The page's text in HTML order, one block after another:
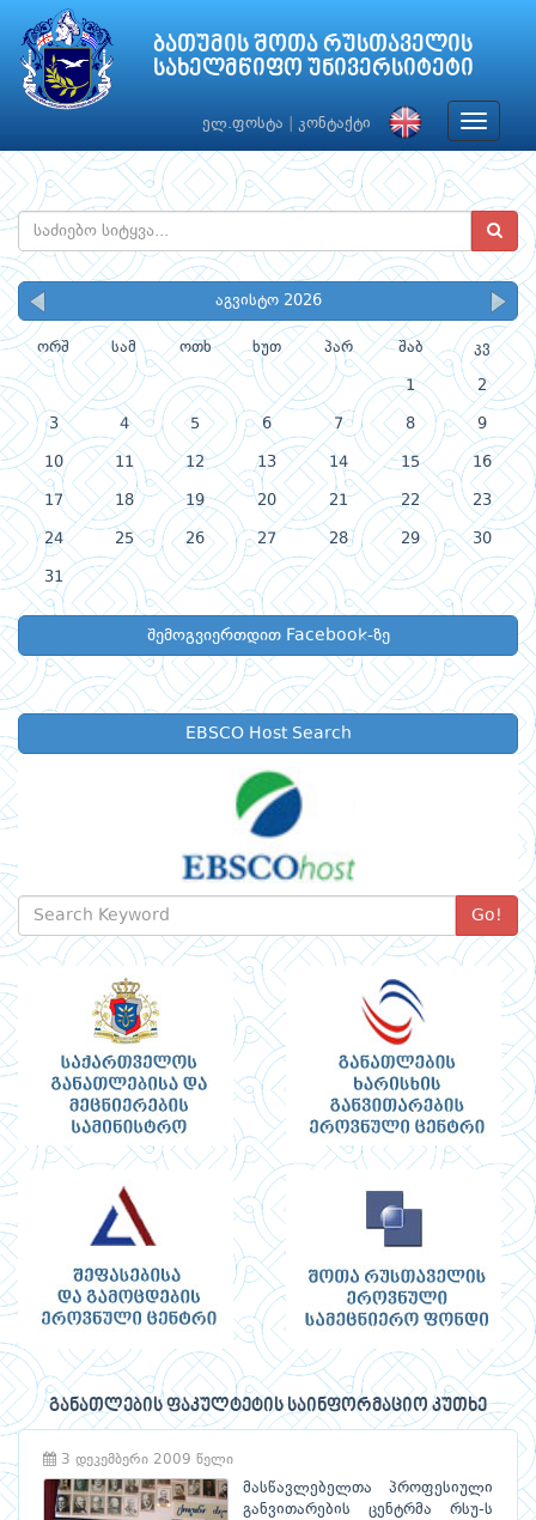
ბათუმის შოთა რუსთაველის
სახელმწიფო უნივერსიტეტი
ელ.ფოსტა კონტაქტი
Toggle
აგვისტო 2026
ორშ სამ ოთხ ხუთ პარ შაბ კვ
1 2
3 4 5 6 7 8 9
10 11 12 13 14 15 16
17 18 19 20 21 22 23
24 25 26 27 28 29 30
31
შემოგვიერთდით Facebook-ზე
EBSCO Host Search
Go!
განათლების ფაკულტეტის საინფორმაციო კუთხე
3 დეკემბერი 2009 წელი
მასწავლებელთა პროფესიული
განვითარების ცენტრმა რსუ-ს